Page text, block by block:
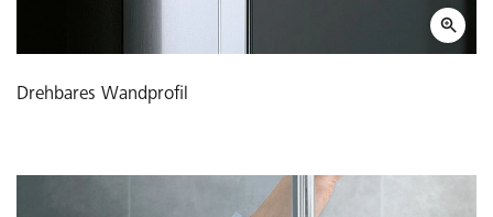
Drehbares Wandprofil